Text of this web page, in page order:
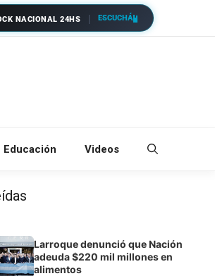
NACIONAL 24HS ESCUCHÁ
Educación Videos
Larroque denunció que Nación
adeuda $220 mil millones en
alimentos